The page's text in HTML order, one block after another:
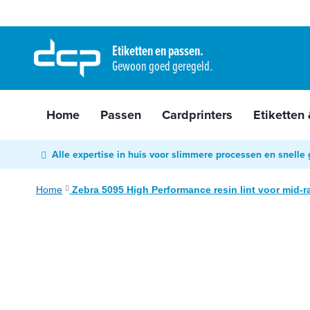
naar
de
inhoud
Etiketten en passen.
Gewoon goed geregeld.
Passen
Cardprinters
&
Readers
&
Home Passen Cardprinters Etiketten
Alle expertise in huis voor slimmere processen en snelle
Home Zebra 5095 High Performance resin lint voor mid-